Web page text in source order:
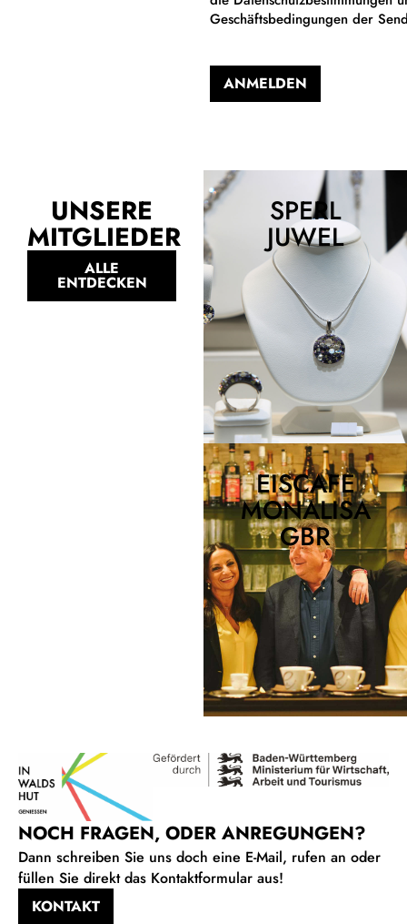
Geschäftsbedingungen der
ANMELDEN
UNSERE
MITGLIEDER
ALLE
ENTDECKEN
SPERL
JUWEL
EISCAFE
MONALISA
GBR
NOCH FRAGEN, ODER ANREGUNGEN?
Dann schreiben Sie uns doch eine E-Mail, rufen an oder
füllen Sie direkt das Kontaktformular aus!
KONTAKT